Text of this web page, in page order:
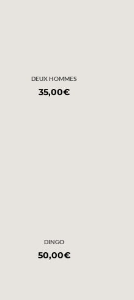
DEUX HOMMES
35,00€
DINGO
50,00€